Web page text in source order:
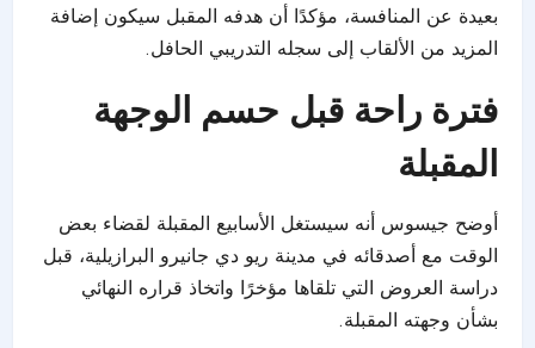
بعيدة عن المنافسة، مؤكدًا أن هدفه المقبل سيكون إضافة
المزيد من الألقاب إلى سجله التدريبي الحافل.
فترة راحة قبل حسم الوجهة
المقبلة
أوضح جيسوس أنه سيستغل الأسابيع المقبلة لقضاء بعض
الوقت مع أصدقائه في مدينة ريو دي جانيرو البرازيلية، قبل
دراسة العروض التي تلقاها مؤخرًا واتخاذ قراره النهائي
بشأن وجهته المقبلة.